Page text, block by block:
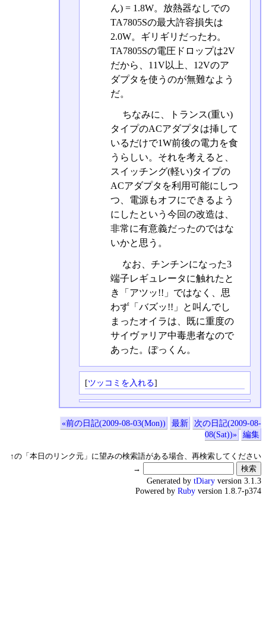
ん) = 1.8W。放熱器なしでの
TA7805Sの最大許容損失は
2.0W。ギリギリだったわ。
TA7805Sの電圧ドロップは2V
だから、11V以上、12Vのア
ダプタを使うのが無難なよう
だ。
ちなみに、トランス(重い)
タイプのACアダプタは挿して
いるだけで1W前後の電力を食
うらしい。それを考えると、
スイッチング(軽い)タイプの
ACアダプタを利用可能にしつ
つ、電源もオフにできるよう
にしたという今回の改造は、
非常に有意義だったのではな
いかと思う。
なお、チンチンになった3
端子レギュレータに触れたと
き「アツッ!!」ではなく、思
わず「バズッ!!」と叫んでし
まったオイラは、既に重度の
サイヴァリア中毒患者なので
あった。ぽっくん。
[ツッコミを入れる]
«前の日記(2009-08-03(Mon)) 最新
次の日記(2009-08-
08(Sat))»
編集
↑の「本日のリンク元」に望みの検索語がある場合、再検索してください
→
Generated by tDiary version 3.1.3
Powered by Ruby version 1.8.7-p374